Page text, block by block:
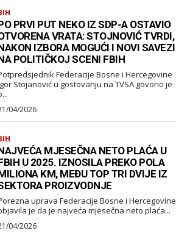
PRVI PUT NEKO IZ SDP-A OSTAVIO
VRATA: STOJNOVIĆ TVRDI,
IZBORA MOGUĆI I NOVI SAVEZI
POLITIČKOJ SCENI FBIH
Federacije Bosne i Hercegovine
Stojanović u gostovanju na TVSA govorio je
04/2026
MJESEČNA NETO PLAĆA U
U 2025. IZNOSILA PREKO POLA
KM, MEĐU TOP TRI DVIJE IZ
PROIZVODNJE
uprava Federacije Bosne i Hercegovine
je da je najveća mjesečna neto plaća...
04/2026